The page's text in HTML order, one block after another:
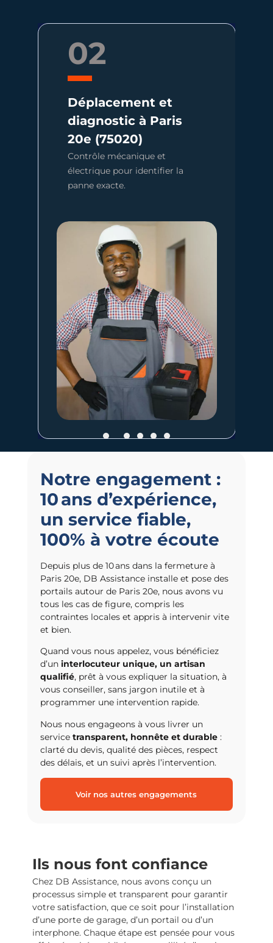
02
Déplacement et
diagnostic à Paris
20e (75020)
Contrôle mécanique et
électrique pour identifier la
panne exacte.
Notre engagement :
10 ans d’expérience,
un service fiable,
100% à votre écoute
Depuis plus de 10 ans dans la fermeture à
Paris 20e, DB Assistance installe et pose des
portails autour de Paris 20e, nous avons vu
tous les cas de figure, compris les
contraintes locales et appris à intervenir vite
et bien.
Quand vous nous appelez, vous bénéficiez
d’un interlocuteur unique, un artisan
qualifié, prêt à vous expliquer la situation, à
vous conseiller, sans jargon inutile et à
programmer une intervention rapide.
Nous nous engageons à vous livrer un
service transparent, honnête et durable:
clarté du devis, qualité des pièces, respect
des délais, et un suivi après l’intervention.
Voir nos autres engagements
Ils nous font confiance
Chez DB Assistance, nous avons conçu un
processus simple et transparent pour garantir
votre satisfaction, que ce soit pour l’installation
d’une porte de garage, d’un portail ou d’un
interphone. Chaque étape est pensée pour vous